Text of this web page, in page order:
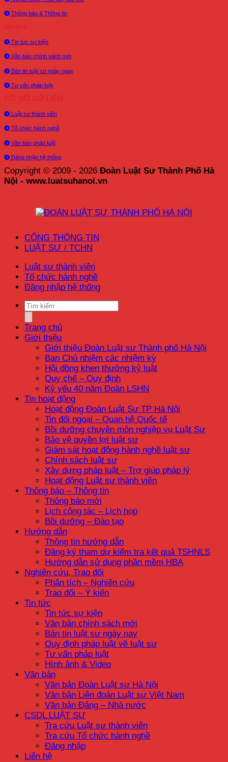
Thông báo & Thông tin
Tin tức sự kiện
Văn bản chính sách mới
Bản tin luật sư ngày ngay
Tư vấn pháp luật
Luật sư thành viên
Tổ chức hành nghề
Văn bản pháp luật
Đăng nhập hệ thống
Copyright © 2009 - 2026 Đoàn Luật Sư Thành Phố Hà
Nội - www.luatsuhanoi.vn
CỔNG THÔNG TIN
LUẬT SƯ / TCHN
Luật sư thành viên
Tổ chức hành nghề
Đăng nhập hệ thống
Trang chủ
Giới thiệu
Giới thiệu Đoàn Luật sư Thành phố Hà Nội
Ban Chủ nhiệm các nhiệm kỳ
Hội đồng khen thưởng kỷ luật
Quy chế – Quy định
Kỷ yếu 40 năm Đoàn LSHN
Tin hoạt động
Hoạt động Đoàn Luật Sư TP Hà Nội
Tin đối ngoại – Quan hệ Quốc tế
Bồi dưỡng chuyên môn nghiệp vụ Luật Sư
Bảo vệ quyền lợi luật sư
Giám sát hoạt động hành nghề luật sư
Chính sách luật sư
Xây dựng pháp luật – Trợ giúp pháp lý
Hoạt động Luật sư thành viên
Thông báo – Thông tin
Thông báo mới
Lịch công tác – Lịch họp
Bồi dưỡng – Đào tạo
Hướng dẫn
Thông tin hướng dẫn
Đăng ký tham dự kiểm tra kết quả TSHNLS
Hướng dẫn sử dụng phần mềm HBA
Nghiên cứu, Trao đổi
Phân tích – Nghiên cứu
Trao đổi – Ý kiến
Tin tức
Tin tức sự kiện
Văn bản chính sách mới
Bản tin luật sư ngày nay
Quy định pháp luật về luật sư
Tư vấn pháp luật
Hình ảnh & Video
Văn bản
Văn bản Đoàn Luật sư Hà Nội
Văn bản Liên đoàn Luật sư Việt Nam
Văn bản Đảng – Nhà nước
CSDL LUẬT SƯ
Tra cứu Luật sư thành viên
Tra cứu Tổ chức hành nghề
Đăng nhập
Liên hệ